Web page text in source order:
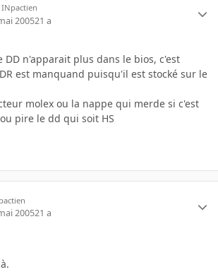
INpactien
200521 a
DD n'apparait plus dans le bios, c'est
est manquand puisqu'il est stocké sur le
molex ou la nappe qui merde si c'est
pire le dd qui soit HS
200521 a